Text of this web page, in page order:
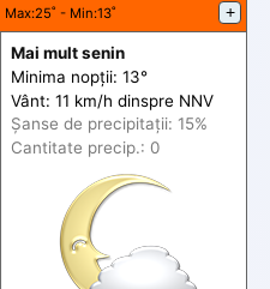
Max:25˚ - Min:13˚ +
Mai mult senin
Minima nopții: 13°
Vânt: 11 km/h dinspre NNV
Șanse de precipitații: 15%
Cantitate precip.: 0